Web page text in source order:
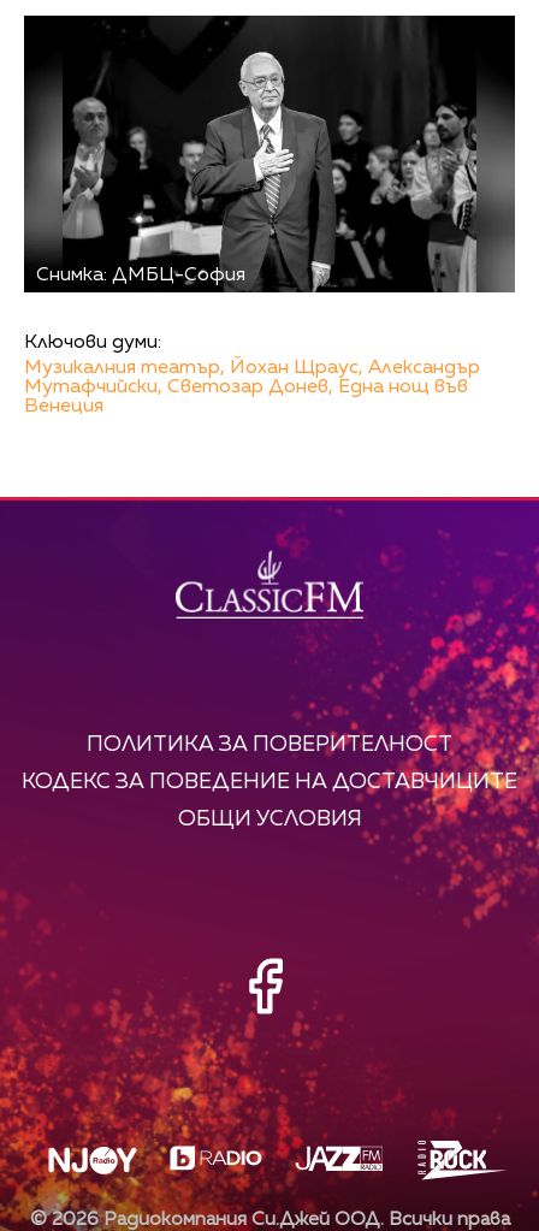
Снимка: ДМБЦ-София
Ключови думи:
Музикалния театър, Йохан Щраус, Александър
Мутафчийски, Светозар Донев, Една нощ във
Венеция
ПОЛИТИКА ЗА ПОВЕРИТЕЛНОСТ
КОДЕКС ЗА ПОВЕДЕНИЕ НА ДОСТАВЧИЦИТЕ
ОБЩИ УСЛОВИЯ
©2026Радиокомпания Си.Джей ООД. Всички права